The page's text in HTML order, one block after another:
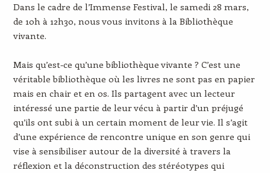
Dans le cadre de l’Immense Festival, le samedi 28 mars,
de 10h à 12h30, nous vous invitons à la Bibliothèque
vivante.
Mais qu’est-ce qu’une bibliothèque vivante ? C’est une
véritable bibliothèque où les livres ne sont pas en papier
mais en chair et en os. Ils partagent avec un lecteur
intéressé une partie de leur vécu à partir d’un préjugé
qu’ils ont subi à un certain moment de leur vie. Il s’agit
d’une expérience de rencontre unique en son genre qui
vise à sensibiliser autour de la diversité à travers la
réflexion et la déconstruction des stéréotypes qui